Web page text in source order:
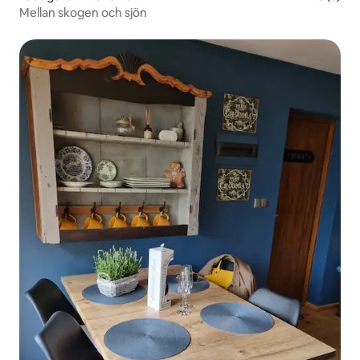
Mellan skogen och sjön